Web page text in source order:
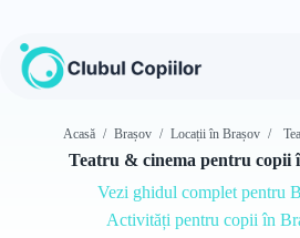
conținut
Acasă / Brașov / Locații în Brașov /
Teatru & cinema pentru copii
Vezi ghidul complet pentru
Activități pentru copii în